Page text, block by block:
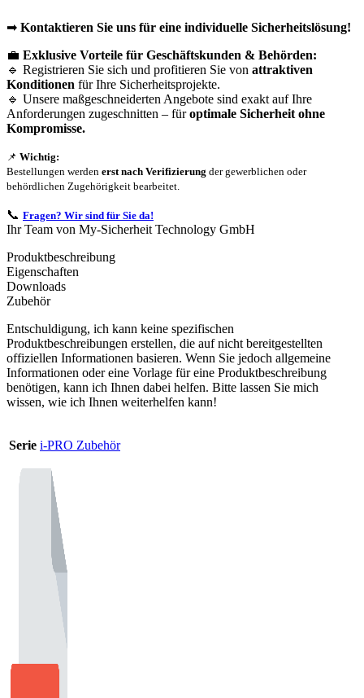
➡ Kontaktieren Sie uns für eine individuelle Sicherheitslösung!
💼 Exklusive Vorteile für Geschäftskunden & Behörden:
🔹 Registrieren Sie sich und profitieren Sie von attraktiven
Konditionen für Ihre Sicherheitsprojekte.
🔹 Unsere maßgeschneiderten Angebote sind exakt auf Ihre
Anforderungen zugeschnitten – füroptimale Sicherheit ohne
Kompromisse.
📌 Wichtig:
Bestellungen werden erst nach Verifizierung der gewerblichen oder
behördlichen Zugehörigkeit bearbeitet.
📞 Fragen? Wir sind für Sie da!
Ihr Team von My-Sicherheit Technology GmbH
Produktbeschreibung
Eigenschaften
Downloads
Zubehör
Entschuldigung, ich kann keine spezifischen
Produktbeschreibungen erstellen, die auf nicht bereitgestellten
offiziellen Informationen basieren. Wenn Sie jedoch allgemeine
Informationen oder eine Vorlage für eine Produktbeschreibung
benötigen, kann ich Ihnen dabei helfen. Bitte lassen Sie mich
wissen, wie ich Ihnen weiterhelfen kann!
Serie i-PRO Zubehör